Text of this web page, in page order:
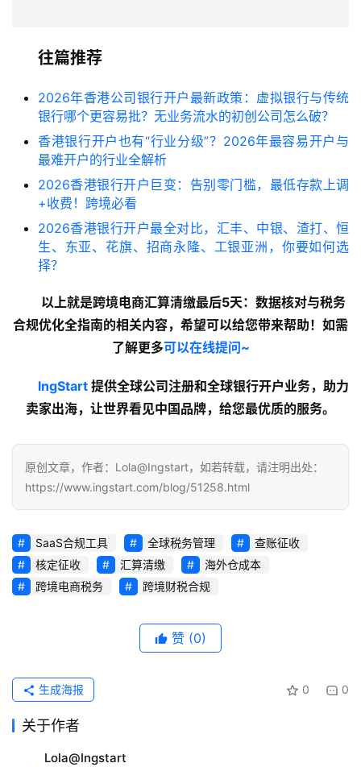
往篇推荐
2026年香港公司银行开户最新政策：虚拟银行与传统
银行哪个更容易批？无业务流水的初创公司怎么破？
香港银行开户也有“行业分级”？2026年最容易开户与
最难开户的行业全解析
2026香港银行开户巨变：告别零门槛，最低存款上调
+收费！跨境必看
2026香港银行开户最全对比，汇丰、中银、渣打、恒
生、东亚、花旗、招商永隆、工银亚洲，你要如何选
择？
以上就是跨境电商汇算清缴最后5天：数据核对与税务
合规优化全指南的相关内容，希望可以给您带来帮助！如需
了解更多可以在线提问~
lngStart 提供全球公司注册和全球银行开户业务，助力
卖家出海，让世界看见中国品牌，给您最优质的服务。
原创文章，作者：Lola@Ingstart，如若转载，请注明出处：
https://www.ingstart.com/blog/51258.html
SaaS合规工具 全球税务管理
查账征收
核定征收
汇算清缴
海外仓成本
跨境电商税务
跨境财税合规
赞 (0)
0 0
生成海报
关于作者
Lola@Ingstart